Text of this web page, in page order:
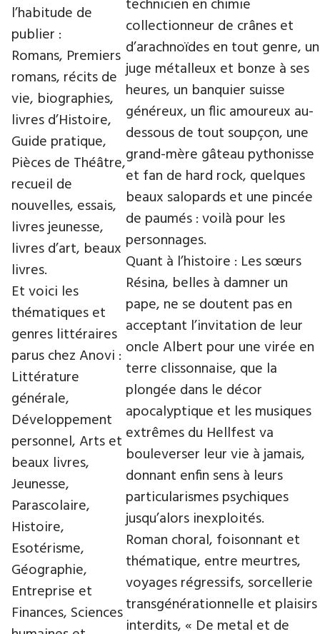
technicien en chimie
collectionneur de crânes et
d’arachnoïdes en tout genre, un
juge métalleux et bonze à ses
heures, un banquier suisse
généreux, un flic amoureux au-
dessous de tout soupçon, une
grand-mère gâteau pythonisse
et fan de hard rock, quelques
beaux salopards et une pincée
de paumés : voilà pour les
personnages.
Quant à l’histoire : Les sœurs
Résina, belles à damner un
pape, ne se doutent pas en
acceptant l’invitation de leur
oncle Albert pour une virée en
terre clissonnaise, que la
plongée dans le décor
apocalyptique et les musiques
extrêmes du Hellfest va
bouleverser leur vie à jamais,
donnant enfin sens à leurs
particularismes psychiques
jusqu’alors inexploités.
Roman choral, foisonnant et
thématique, entre meurtres,
voyages régressifs, sorcellerie
transgénérationnelle et plaisirs
interdits, « De metal et de
l’habitude de
publier :
Romans, Premiers
romans, récits de
vie, biographies,
livres d’Histoire,
Guide pratique,
Pièces de Théâtre,
recueil de
nouvelles, essais,
livres jeunesse,
livres d’art, beaux
livres.
Et voici les
thématiques et
genres littéraires
parus chez Anovi :
Littérature
générale,
Développement
personnel, Arts et
beaux livres,
Jeunesse,
Parascolaire,
Histoire,
Esotérisme,
Géographie,
Entreprise et
Finances, Sciences